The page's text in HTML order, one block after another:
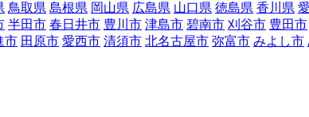
鳥取県 島根県 岡山県 広島県 山口県 徳島県 香川県
半田市 春日井市 豊川市 津島市 碧南市 刈谷市 豊田市
市 田原市 愛西市 清須市 北名古屋市 弥富市 みよし市